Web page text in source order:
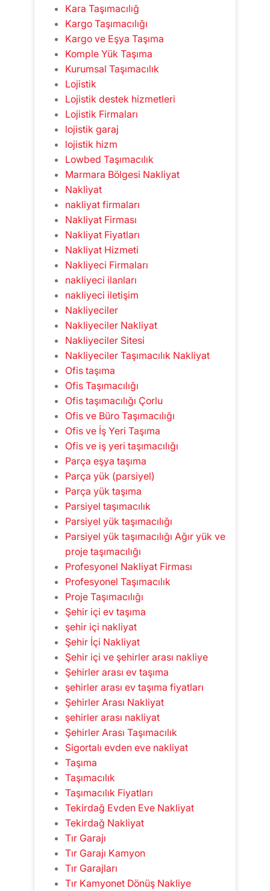
Kara Taşımacılığ
Kargo Taşımacılığı
Kargo ve Eşya Taşıma
Komple Yük Taşıma
Kurumsal Taşımacılık
Lojistik
Lojistik destek hizmetleri
Lojistik Firmaları
lojistik garaj
lojistik hizm
Lowbed Taşımacılık
Marmara Bölgesi Nakliyat
Nakliyat
nakliyat firmaları
Nakliyat Firması
Nakliyat Fiyatları
Nakliyat Hizmeti
Nakliyeci Firmaları
nakliyeci ilanları
nakliyeci iletişim
Nakliyeciler
Nakliyeciler Nakliyat
Nakliyeciler Sitesi
Nakliyeciler Taşımacılık Nakliyat
Ofis taşıma
Ofis Taşımacılığı
Ofis taşımacılığı Çorlu
Ofis ve Büro Taşımacılığı
Ofis ve İş Yeri Taşıma
Ofis ve iş yeri taşımacılığı
Parça eşya taşıma
Parça yük (parsiyel)
Parça yük taşıma
Parsiyel taşımacılık
Parsiyel yük taşımacılığı
Parsiyel yük taşımacılığı Ağır yük ve
proje taşımacılığı
Profesyonel Nakliyat Firması
Profesyonel Taşımacılık
Proje Taşımacılığı
Şehir içi ev taşıma
şehir içi nakliyat
Şehir İçi Nakliyat
Şehir içi ve şehirler arası nakliye
Şehirler arası ev taşıma
şehirler arası ev taşıma fiyatları
Şehirler Arası Nakliyat
şehirler arası nakliyat
Şehirler Arası Taşımacılık
Sigortalı evden eve nakliyat
Taşıma
Taşımacılık
Taşımacılık Fiyatları
Tekirdağ Evden Eve Nakliyat
Tekirdağ Nakliyat
Tır Garajı
Tır Garajı Kamyon
Tır Garajları
Tır Kamyonet Dönüş Nakliye